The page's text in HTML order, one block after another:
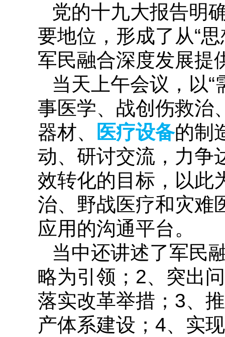
党的十九大报告明
要地位，形成了从“
军民融合深度发展提
当天上午会议，以
事医学、战创伤救治
器材、
医疗设备的制
动、研讨交流，力争
效转化的目标，以此
治、野战医疗和灾难
应用的沟通平台。
当中还讲述了军民
略为引领；2、突出
落实改革举措；3、
产体系建设；4、实